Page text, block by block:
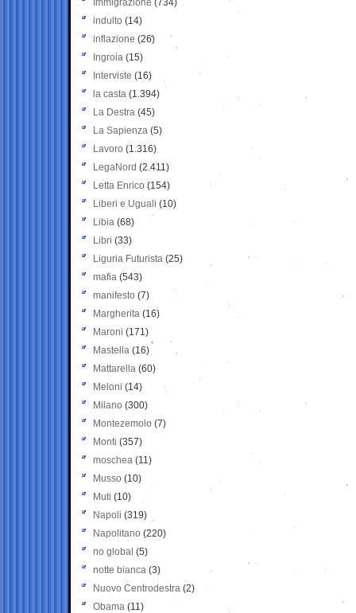
Immigrazione (734)
indulto (14)
inflazione (26)
Ingroia (15)
Interviste (16)
la casta (1.394)
La Destra (45)
La Sapienza (5)
Lavoro (1.316)
LegaNord (2.411)
Letta Enrico (154)
Liberi e Uguali (10)
Libia (68)
Libri (33)
Liguria Futurista (25)
mafia (543)
manifesto (7)
Margherita (16)
Maroni (171)
Mastella (16)
Mattarella (60)
Meloni (14)
Milano (300)
Montezemolo (7)
Monti (357)
moschea (11)
Musso (10)
Muti (10)
Napoli (319)
Napolitano (220)
no global (5)
notte bianca (3)
Nuovo Centrodestra (2)
Obama (11)